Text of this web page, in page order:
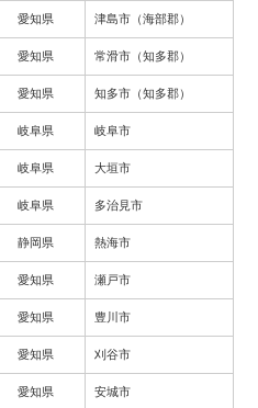
愛知県 津島市（海部郡）
愛知県 常滑市（知多郡）
愛知県 知多市（知多郡）
岐阜県 岐阜市
岐阜県 大垣市
岐阜県 多治見市
静岡県 熱海市
愛知県 瀬戸市
愛知県 豊川市
愛知県 刈谷市
愛知県 安城市